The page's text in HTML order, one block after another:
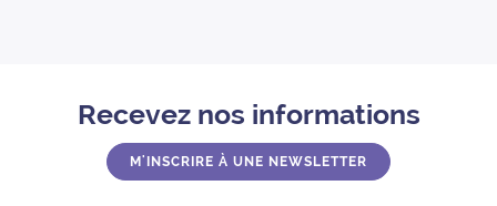
Recevez nos informations
M'INSCRIRE À UNE NEWSLETTER